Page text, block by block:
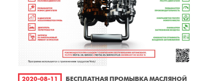
2020-08-11
БЕСПЛАТНАЯ ПРОМЫВКА МАСЛЯНОЙ